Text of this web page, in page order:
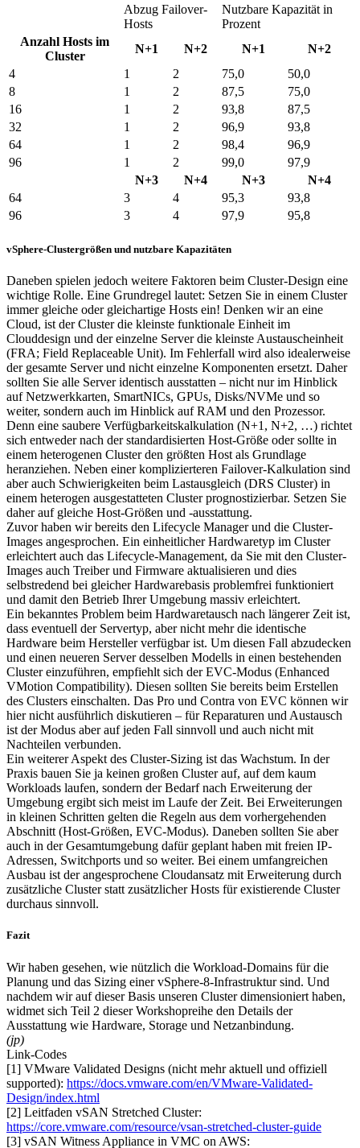
Abzug Failover-
Hosts
Nutzbare Kapazität in
Prozent
Anzahl Hosts im
Cluster
N+1 N+2 N+1
N+2
4
1 2 75,0
50,0
8
1 2 87,5
75,0
16
1 2 93,8
87,5
32
1 2 96,9
93,8
64
1 2 98,4
96,9
96
1 2 99,0
97,9
N+3
N+4 N+3
N+4
64
3 4 95,3
93,8
96
3 4 97,9 95,8
vSphere-Clustergrößen und nutzbare Kapazitäten
Daneben spielen jedoch weitere Faktoren beim Cluster-Design eine
wichtige Rolle. Eine Grundregel lautet: Setzen Sie in einem Cluster
immer gleiche oder gleichartige Hosts ein! Denken wir an eine
Cloud, ist der Cluster die kleinste funktionale Einheit im
Clouddesign und der einzelne Server die kleinste Austauscheinheit
(FRA; Field Replaceable Unit). Im Fehlerfall wird also idealerweise
der gesamte Server und nicht einzelne Komponenten ersetzt. Daher
sollten Sie alle Server identisch ausstatten – nicht nur im Hinblick
auf Netzwerkkarten, SmartNICs, GPUs, Disks/NVMe und so
weiter, sondern auch im Hinblick auf RAM und den Prozessor.
Denn eine saubere Verfügbarkeitskalkulation (N+1, N+2, …) richtet
sich entweder nach der standardisierten Host-Größe oder sollte in
einem heterogenen Cluster den größten Host als Grundlage
heranziehen. Neben einer komplizierteren Failover-Kalkulation sind
aber auch Schwierigkeiten beim Lastausgleich (DRS Cluster) in
einem heterogen ausgestatteten Cluster prognostizierbar. Setzen Sie
daher auf gleiche Host-Größen und -ausstattung.
Zuvor haben wir bereits den Lifecycle Manager und die Cluster-
Images angesprochen. Ein einheitlicher Hardwaretyp im Cluster
erleichtert auch das Lifecycle-Management, da Sie mit den Cluster-
Images auch Treiber und Firmware aktualisieren und dies
selbstredend bei gleicher Hardwarebasis problemfrei funktioniert
und damit den Betrieb Ihrer Umgebung massiv erleichtert.
Ein bekanntes Problem beim Hardwaretausch nach längerer Zeit ist,
dass eventuell der Servertyp, aber nicht mehr die identische
Hardware beim Hersteller verfügbar ist. Um diesen Fall abzudecken
und einen neueren Server desselben Modells in einen bestehenden
Cluster einzuführen, empfiehlt sich der EVC-Modus (Enhanced
VMotion Compatibility). Diesen sollten Sie bereits beim Erstellen
des Clusters einschalten. Das Pro und Contra von EVC können wir
hier nicht ausführlich diskutieren – für Reparaturen und Austausch
ist der Modus aber auf jeden Fall sinnvoll und auch nicht mit
Nachteilen verbunden.
Ein weiterer Aspekt des Cluster-Sizing ist das Wachstum. In der
Praxis bauen Sie ja keinen großen Cluster auf, auf dem kaum
Workloads laufen, sondern der Bedarf nach Erweiterung der
Umgebung ergibt sich meist im Laufe der Zeit. Bei Erweiterungen
in kleinen Schritten gelten die Regeln aus dem vorhergehenden
Abschnitt (Host-Größen, EVC-Modus). Daneben sollten Sie aber
auch in der Gesamtumgebung dafür geplant haben mit freien IP-
Adressen, Switchports und so weiter. Bei einem umfangreichen
Ausbau ist der angesprochene Cloudansatz mit Erweiterung durch
zusätzliche Cluster statt zusätzlicher Hosts für existierende Cluster
durchaus sinnvoll.
Fazit
Wir haben gesehen, wie nützlich die Workload-Domains für die
Planung und das Sizing einer vSphere-8-Infrastruktur sind. Und
nachdem wir auf dieser Basis unseren Cluster dimensioniert haben,
widmet sich Teil 2 dieser Workshopreihe den Details der
Ausstattung wie Hardware, Storage und Netzanbindung.
(jp)
Link-Codes
[1] VMware Validated Designs (nicht mehr aktuell und offiziell
supported): https://docs.vmware.com/en/VMware-Validated-
Design/index.html
[2] Leitfaden vSAN Stretched Cluster:
https://core.vmware.com/resource/vsan-stretched-cluster-guide
[3] vSAN Witness Appliance in VMC on AWS: